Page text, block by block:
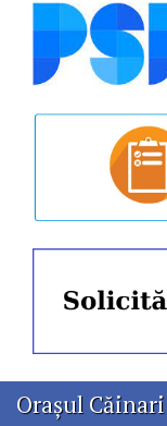
Orașul Căinari